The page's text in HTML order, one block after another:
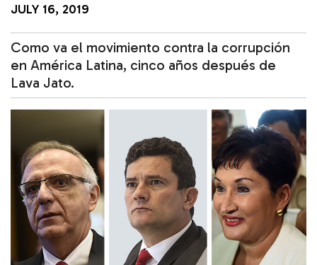
JULY 16, 2019
Como va el movimiento contra la corrupción
en América Latina, cinco años después de
Lava Jato.